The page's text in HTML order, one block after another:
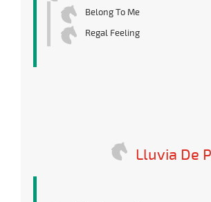
Belong To Me
Regal Feeling
Lluvia De